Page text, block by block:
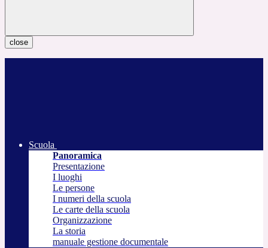
close
Scuola
Panoramica
Presentazione
I luoghi
Le persone
I numeri della scuola
Le carte della scuola
Organizzazione
La storia
manuale gestione documentale